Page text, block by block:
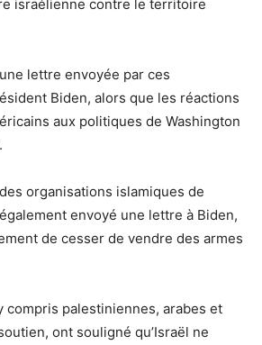
israélienne contre le territoire
lettre envoyée par ces
Biden, alors que les réactions
aux politiques de Washington
organisations islamiques de
envoyé une lettre à Biden,
de cesser de vendre des armes
compris palestiniennes, arabes et
ont souligné qu’Israël ne